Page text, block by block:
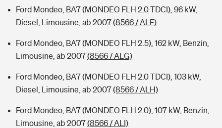
Ford Mondeo, BA7 (MONDEO FLH 2.0 TDCI), 96 kW,
Diesel, Limousine, ab 2007(8566 / ALF)
Ford Mondeo, BA7 (MONDEO FLH 2.5), 162 kW, Benzin,
Limousine, ab 2007(8566 / ALG)
Ford Mondeo, BA7 (MONDEO FLH 2.0 TDCI), 103 kW,
Diesel, Limousine, ab 2007(8566 / ALH)
Ford Mondeo, BA7 (MONDEO FLH 2.0), 107 kW, Benzin,
Limousine, ab 2007(8566 / ALI)